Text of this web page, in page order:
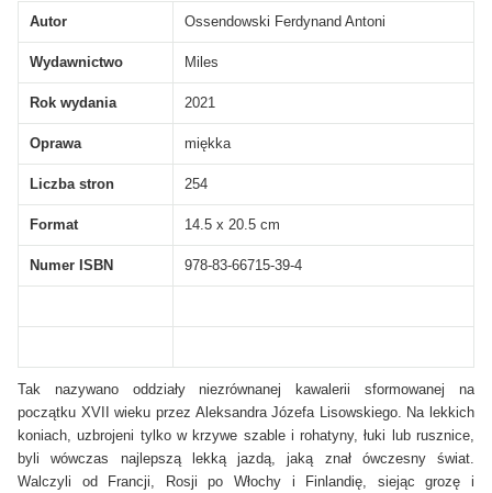
Autor Ossendowski Ferdynand Antoni
Wydawnictwo Miles
Rok wydania 2021
Oprawa miękka
Liczba stron 254
Format 14.5 x 20.5 cm
Numer ISBN 978-83-66715-39-4
Tak nazywano oddziały niezrównanej kawalerii sformowanej na
początku XVII wieku przez Aleksandra Józefa Lisowskiego. Na lekkich
koniach, uzbrojeni tylko w krzywe szable i rohatyny, łuki lub rusznice,
byli wówczas najlepszą lekką jazdą, jaką znał ówczesny świat.
Walczyli od Francji, Rosji po Włochy i Finlandię, siejąc grozę i